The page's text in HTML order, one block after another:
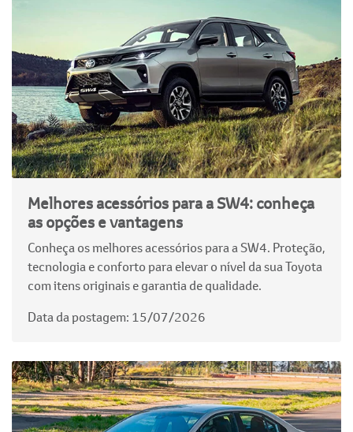
Melhores acessórios para a SW4: conheça
as opções e vantagens
Conheça os melhores acessórios para a SW4. Proteção,
tecnologia e conforto para elevar o nível da sua Toyota
com itens originais e garantia de qualidade.
Data da postagem: 15/07/2026